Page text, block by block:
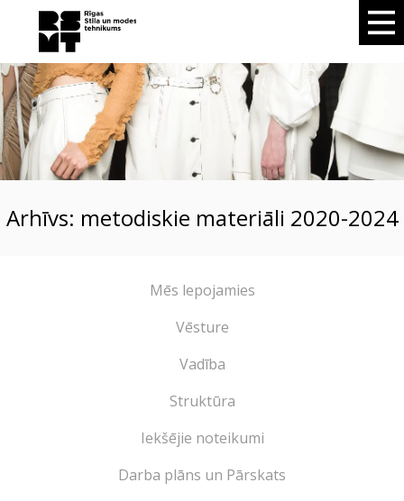
Arhīvs: metodiskie materiāli 2020-2024
Mēs lepojamies
Vēsture
Vadība
Struktūra
Iekšējie noteikumi
Darba plāns un Pārskats